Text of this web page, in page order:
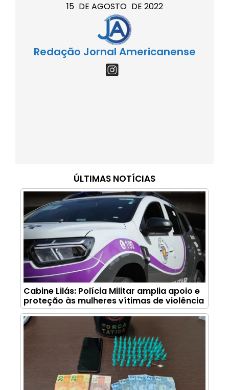
15 DE AGOSTO DE 2022
Redação Jornal Americanense
ÚLTIMAS NOTÍCIAS
Cabine Lilás: Polícia Militar amplia apoio e
proteção às mulheres vítimas de violência